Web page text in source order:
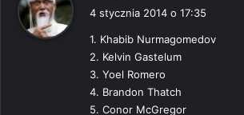
z
e
:
4 stycznia 2014 o 17:35
1. Khabib Nurmagomedov
2. Kelvin Gastelum
3. Yoel Romero
4. Brandon Thatch
5. Conor McGregor